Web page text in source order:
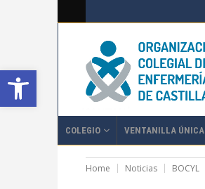
Abrir barra de herramientas
COLEGIO VENTANILLA ÚNICA
Home Noticias BOCYL